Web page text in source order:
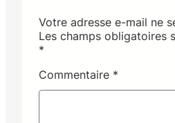
Votre adresse e-mail ne
Les champs obligatoires
*
Commentaire *